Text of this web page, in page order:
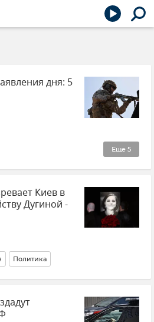
дня: 5
Еще 5
и Севастополя
Путин (политик)
Киев в
Дугиной -
Политика